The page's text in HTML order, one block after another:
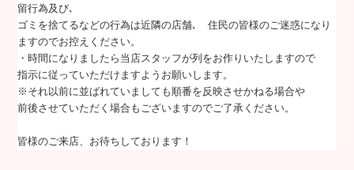
留行為及び､
ゴミを捨てるなどの行為は近隣の店舗､ 住民の皆様のご迷惑になり
ますのでお控えください。
・時間になりましたら当店スタッフが列をお作りいたしますので
指示に従っていただけますようお願いします。
※それ以前に並ばれていましても順番を反映させかねる場合や
前後させていただく場合もございますのでご了承ください。
皆様のご来店、お待ちしております！